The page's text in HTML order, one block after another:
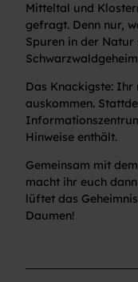
Mitteltal und
gefragt. Denn nur,
Spuren in der
Das Knackigste: Ihr
auskommen.
Hinweise enthält.
Gemeinsam mit
macht ihr euch
lüftet das
Daumen!